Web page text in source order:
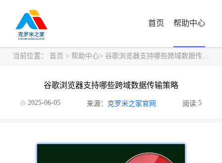
首页 帮助中心
当前位置： 首页 > 帮助中心> 谷歌浏览器支持哪些跨域数据传输策略
谷歌浏览器支持哪些跨域数据传输策略
2025-06-05 来源： 克罗米之家官网 阅读:5